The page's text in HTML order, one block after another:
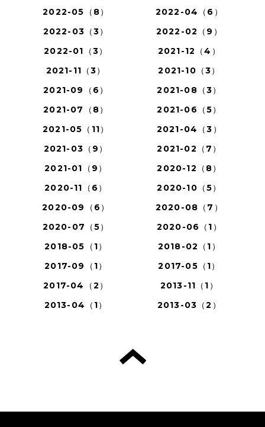
2022-05（8）
2022-04（6）
2022-03（3）
2022-02（9）
2022-01（3）
2021-12（4）
2021-11（3）
2021-10（3）
2021-09（6）
2021-08（3）
2021-07（8）
2021-06（5）
2021-05（11）
2021-04（3）
2021-03（9）
2021-02（7）
2021-01（9）
2020-12（8）
2020-11（6）
2020-10（5）
2020-09（6）
2020-08（7）
2020-07（5）
2020-06（1）
2018-05（1）
2018-02（1）
2017-09（1）
2017-05（1）
2017-04（2）
2013-11（1）
2013-04（1）
2013-03（2）